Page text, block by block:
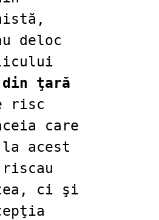
deloc
din ţară
risc
care
la acest
ci şi